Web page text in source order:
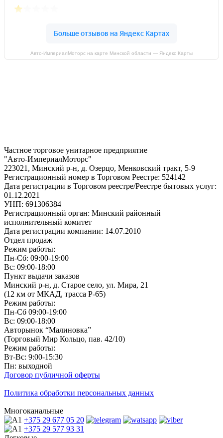
Авто-ИмпериалМоторс на карте Минской области — Яндекс Карты
Частное торговое унитарное предприятие
"Авто-ИмпериалМоторс"
223021, Минский р-н, д. Озерцо, Менковский тракт, 5-9
Регистрационный номер в Торговом Реестре: 524142
Дата регистрации в Торговом реестре/Реестре бытовых услуг:
01.12.2021
УНП: 691306384
Регистрационный орган: Минский районный
исполнительный комитет
Дата регистрации компании: 14.07.2010
Отдел продаж
Режим работы:
Пн-Сб: 09:00-19:00
Вс: 09:00-18:00
Пункт выдачи заказов
Минский р-н, д. Старое село, ул. Мира, 21
(12 км от МКАД, трасса P-65)
Режим работы:
Пн-Сб 09:00-19:00
Вс: 09:00-18:00
Авторынок “Малиновка”
(Торговый Мир Кольцо, пав. 42/10)
Режим работы:
Вт-Вс: 9:00-15:30
Пн: выходной
Договор публичной оферты
Политика обработки персональных данных
Многоканальные
+375 29 677 05 20
+375 29 577 93 31